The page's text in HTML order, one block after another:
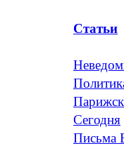
Статьи
Сегодня
Письма